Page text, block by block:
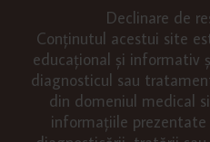
Declinare de
Conținutul acestui site
educațional și informativ
diagnosticul sau
din domeniul medical
informațiile